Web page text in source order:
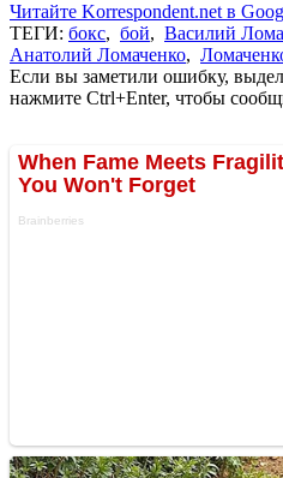
Читайте Korrespondent.net в
ТЕГИ: бокс, бой, Василий
Анатолий Ломаченко,
Если вы заметили ошибку,
нажмите Ctrl+Enter, чтобы